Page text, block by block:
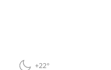
+22°